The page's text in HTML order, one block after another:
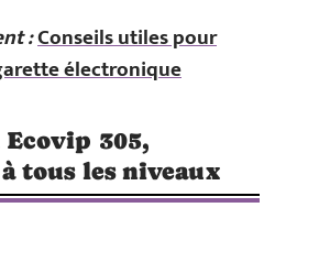
:Conseils utiles pour
électronique
305,
tous les niveaux